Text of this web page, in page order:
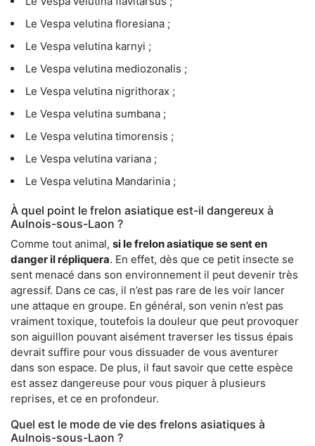
Le Vespa velutina floresiana ;
Le Vespa velutina karnyi ;
Le Vespa velutina mediozonalis ;
Le Vespa velutina nigrithorax ;
Le Vespa velutina sumbana ;
Le Vespa velutina timorensis ;
Le Vespa velutina variana ;
Le Vespa velutina Mandarinia ;
À quel point le frelon asiatique est-il dangereux à
Aulnois-sous-Laon ?
Comme tout animal, si le frelon asiatique se sent en
danger il répliquera. En effet, dès que ce petit insecte se
sent menacé dans son environnement il peut devenir très
agressif. Dans ce cas, il n’est pas rare de les voir lancer
une attaque en groupe. En général, son venin n’est pas
vraiment toxique, toutefois la douleur que peut provoquer
son aiguillon pouvant aisément traverser les tissus épais
devrait suffire pour vous dissuader de vous aventurer
dans son espace. De plus, il faut savoir que cette espèce
est assez dangereuse pour vous piquer à plusieurs
reprises, et ce en profondeur.
Quel est le mode de vie des frelons asiatiques à
Aulnois-sous-Laon ?